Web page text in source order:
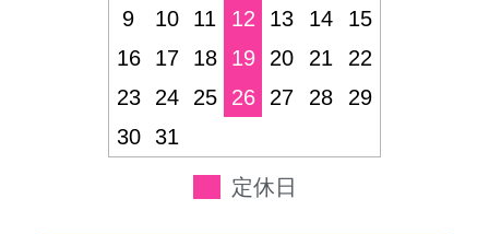
9
10 11 12 13 14
15
16
17 18 19 20 21
22
23
24 25 26 27 28
29
30
31
定休日